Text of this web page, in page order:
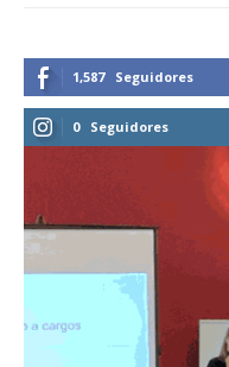
1,587 Seguidores
0 Seguidores